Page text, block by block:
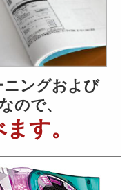
ニングおよび
ので、
す。